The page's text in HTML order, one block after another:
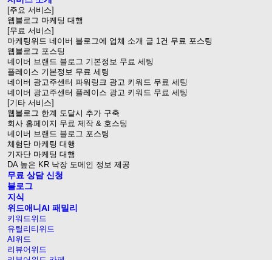
[주요 서비스]
웹블로그 마케팅 대행
[무료 서비스]
마케팅위드 네이버 블로그에 업체 소개 글 1건 무료 포스팅
웹블로그 포스팅
네이버 브랜드 블로그 기본정보 무료 세팅
플레이스 기본정보 무료 세팅
네이버 광고주센터 파워링크 광고 키워드 무료 세팅
네이버 광고주센터 플레이스 광고 키워드 무료 세팅
[기타 서비스]
웹블로그 한계 도달시 추가 구축
회사 홈페이지 무료 제작 & 호스팅
네이버 브랜드 블로그 포스팅
체험단 마케팅 대행
기자단 마케팅 대행
DA 높은 KR 낙장 도메인 정보 제공
무료 상담 신청
블로그
지식
위드애니AI 패밀리
키워드위드
유틸리티위드
AI위드
리뷰어위드